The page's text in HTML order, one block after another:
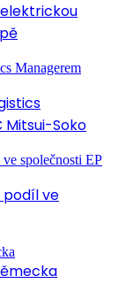
Mitsui-Soko
podíl ve